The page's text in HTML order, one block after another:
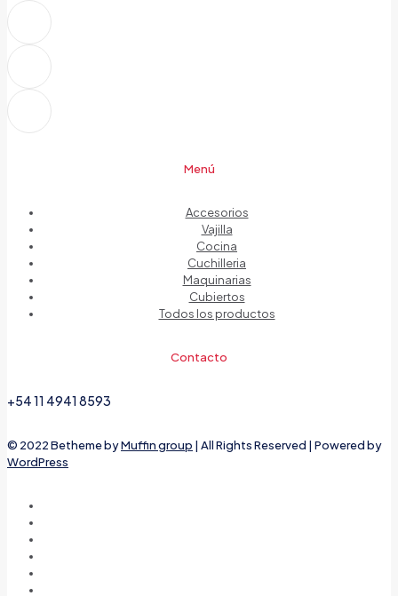
Menú
Accesorios
Vajilla
Cocina
Cuchilleria
Maquinarias
Cubiertos
Todos los productos
Contacto
+54 11 4941 8593
© 2022 Betheme byMuffin group | All Rights Reserved | Powered by
WordPress